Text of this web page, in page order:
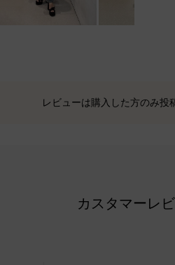
レビューは購入した方のみ投
カスタマーレ